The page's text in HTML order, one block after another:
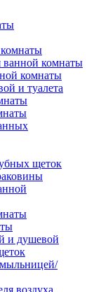
ванной комнаты
комнаты
и туалета
щеток
и душевой
воздуха